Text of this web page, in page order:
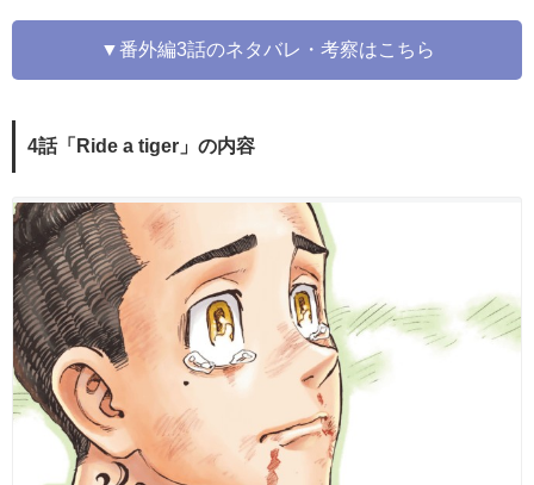
▼番外編3話のネタバレ・考察はこちら
4話「Ride a tiger」の内容